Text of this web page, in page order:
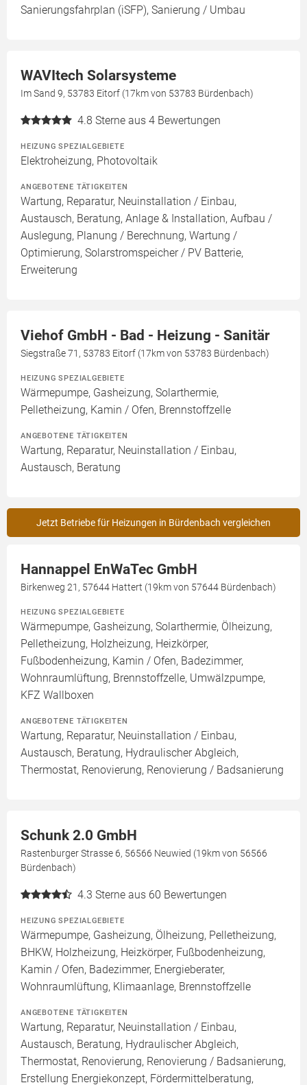
Sanierungsfahrplan (iSFP), Sanierung / Umbau
WAVItech Solarsysteme
Im Sand 9, 53783 Eitorf (17km von 53783 Bürdenbach)
4.8 Sterne aus 4 Bewertungen
HEIZUNG SPEZIALGEBIETE
Elektroheizung, Photovoltaik
ANGEBOTENE TÄTIGKEITEN
Wartung, Reparatur, Neuinstallation / Einbau,
Austausch, Beratung, Anlage & Installation, Aufbau /
Auslegung, Planung / Berechnung, Wartung /
Optimierung, Solarstromspeicher / PV Batterie,
Erweiterung
Viehof GmbH - Bad - Heizung - Sanitär
Siegstraße 71, 53783 Eitorf (17km von 53783 Bürdenbach)
HEIZUNG SPEZIALGEBIETE
Wärmepumpe, Gasheizung, Solarthermie,
Pelletheizung, Kamin / Ofen, Brennstoffzelle
ANGEBOTENE TÄTIGKEITEN
Wartung, Reparatur, Neuinstallation / Einbau,
Austausch, Beratung
Jetzt Betriebe für Heizungen in Bürdenbach vergleichen
Hannappel EnWaTec GmbH
Birkenweg 21, 57644 Hattert (19km von 57644 Bürdenbach)
HEIZUNG SPEZIALGEBIETE
Wärmepumpe, Gasheizung, Solarthermie, Ölheizung,
Pelletheizung, Holzheizung, Heizkörper,
Fußbodenheizung, Kamin / Ofen, Badezimmer,
Wohnraumlüftung, Brennstoffzelle, Umwälzpumpe,
KFZ Wallboxen
ANGEBOTENE TÄTIGKEITEN
Wartung, Reparatur, Neuinstallation / Einbau,
Austausch, Beratung, Hydraulischer Abgleich,
Thermostat, Renovierung, Renovierung / Badsanierung
Schunk 2.0 GmbH
Rastenburger Strasse 6, 56566 Neuwied (19km von 56566
Bürdenbach)
4.3 Sterne aus 60 Bewertungen
HEIZUNG SPEZIALGEBIETE
Wärmepumpe, Gasheizung, Ölheizung, Pelletheizung,
BHKW, Holzheizung, Heizkörper, Fußbodenheizung,
Kamin / Ofen, Badezimmer, Energieberater,
Wohnraumlüftung, Klimaanlage, Brennstoffzelle
ANGEBOTENE TÄTIGKEITEN
Wartung, Reparatur, Neuinstallation / Einbau,
Austausch, Beratung, Hydraulischer Abgleich,
Thermostat, Renovierung, Renovierung / Badsanierung,
Erstellung Energiekonzept, Fördermittelberatung,